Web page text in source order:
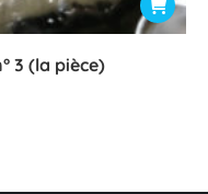
3 (la pièce)